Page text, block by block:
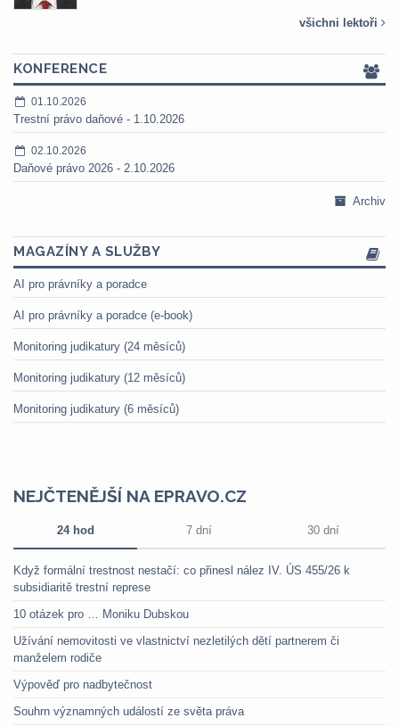
všichni lektoři
KONFERENCE
01.10.2026
Trestní právo daňové - 1.10.2026
02.10.2026
Daňové právo 2026 - 2.10.2026
Archiv
MAGAZÍNY A SLUŽBY
AI pro právníky a poradce
AI pro právníky a poradce (e-book)
Monitoring judikatury (24 měsíců)
Monitoring judikatury (12 měsíců)
Monitoring judikatury (6 měsíců)
NEJČTENĚJŠÍ NA EPRAVO.CZ
24 hod 7 dní 30 dní
Když formální trestnost nestačí: co přinesl nález IV. ÚS 455/26 k
subsidiaritě trestní represe
10 otázek pro … Moniku Dubskou
Užívání nemovitosti ve vlastnictví nezletilých dětí partnerem či
manželem rodiče
Výpověď pro nadbytečnost
Souhrn významných událostí ze světa práva